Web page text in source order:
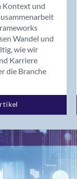
Kontext und
Wandel und
wie wir
Karriere
die Branche